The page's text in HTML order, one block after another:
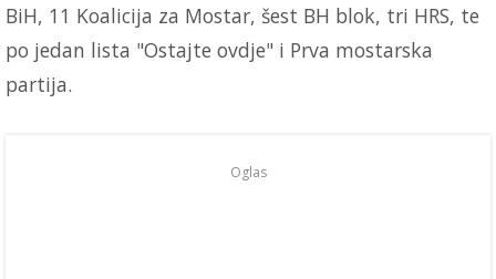
BiH, 11 Koalicija za Mostar, šest BH blok, tri HRS, te
po jedan lista "Ostajte ovdje" i Prva mostarska
partija.
Oglas